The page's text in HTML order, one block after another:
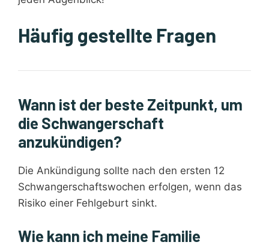
Häufig gestellte Fragen
Wann ist der beste Zeitpunkt, um
die Schwangerschaft
anzukündigen?
Die Ankündigung sollte nach den ersten 12
Schwangerschaftswochen erfolgen, wenn das
Risiko einer Fehlgeburt sinkt.
Wie kann ich meine Familie